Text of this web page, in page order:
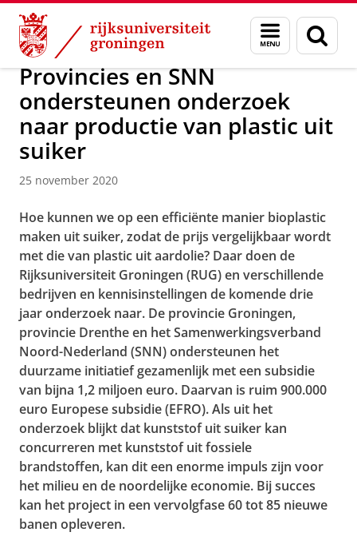
Skip
Content
Skip
Navigation
Menu
en
zoeken
Over ons Actueel Nieuws Nieuwsberichten
Provincies en SNN
ondersteunen onderzoek
naar productie van plastic uit
suiker
25 november 2020
Hoe kunnen we op een efficiënte manier bioplastic
maken uit suiker, zodat de prijs vergelijkbaar wordt
met die van plastic uit aardolie? Daar doen de
Rijksuniversiteit Groningen (RUG) en verschillende
bedrijven en kennisinstellingen de komende drie
jaar onderzoek naar. De provincie Groningen,
provincie Drenthe en het Samenwerkingsverband
Noord-Nederland (SNN) ondersteunen het
duurzame initiatief gezamenlijk met een subsidie
van bijna 1,2 miljoen euro. Daarvan is ruim 900.000
euro Europese subsidie (EFRO). Als uit het
onderzoek blijkt dat kunststof uit suiker kan
concurreren met kunststof uit fossiele
brandstoffen, kan dit een enorme impuls zijn voor
het milieu en de noordelijke economie. Bij succes
kan het project in een vervolgfase 60 tot 85 nieuwe
banen opleveren.